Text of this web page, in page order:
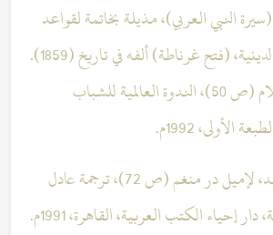
النبي العربي)، مذيلة بخاتمة لقواعد
الإسلام ومصادرها الدينية، (فتح غرناطة) ألفه في تاريخ (1859).
انظر: قالوا عن الإسلام (ص 50)، الندوة العالمية للشباب
الأولى، 1992م.
2. انطر: حياة محمد، لإميل در منغم (ص 72)، ترجمة عادل
إحياء الكتب العربية، القاهرة، 1991م.